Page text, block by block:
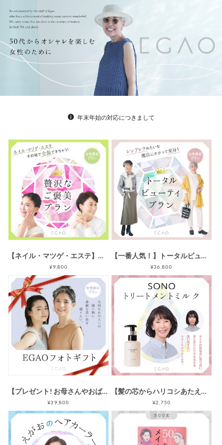
年末年始の対応につきまして
【ネイル・マツゲ・エステ】贅沢なご褒美プラン（女性限定）
¥9,800
【一番人気！】トータルビューティプラン（女性限定）
¥36,800
【プレゼント! お母さんやおばあちゃんへ】EGAOフォトギフト
¥39,800
【髪の芯からハリコシあたえ補修】ソノ トリートメントミルク<洗い流さないトリートメント>／100g
¥2,750